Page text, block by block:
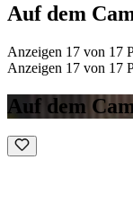
Auf dem
Anzeigen 17 von 17
Anzeigen 17 von 17
Auf dem